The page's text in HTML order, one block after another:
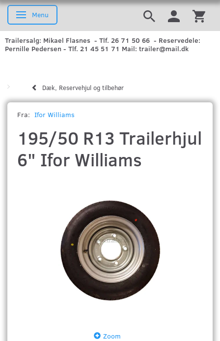
Skifte navigation
Menu
Trailersalg: Mikael Flasnes - Tlf. 26 71 50 66 - Reservedele:
Pernille Pedersen - Tlf. 21 45 51 71 Mail: trailer@mail.dk
Dæk, Reservehjul og tilbehør
Fra: Ifor Williams
195/50 R13 Trailerhjul
6" Ifor Williams
Zoom